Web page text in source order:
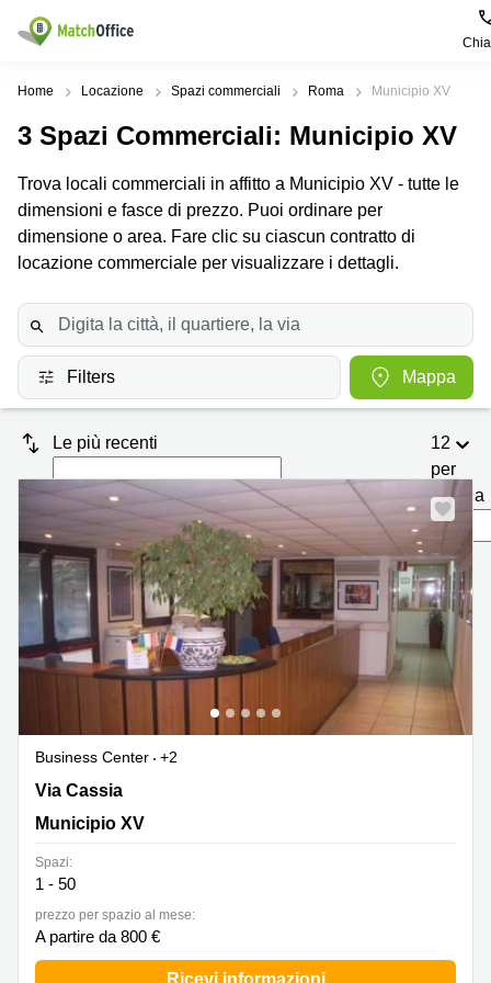
Dare in locazione e affittare
Tipologie di
commerciali
Ufficio
Business
Coworking
Sala
Riunioni
Virtuale
Zone
Genova
Milano
Palermo
Bari
Torino
Firenze
Brescia
Pescara
Verona
Catania
Bologna
Como
Ricerche
Coworking
Lazio
Coworking
Uffici
in
Vicenza
Palermo
Uffici
in
affitto a
Pescara
Coworking
Lombardy
Business
center
Toscana
Milano
Business
Roma
Coworking
Campania
Coworking
Cagliari
Aiuto
Chi Siamo
Metti in elenco il tuo ufficio
Prezzo
Accesso
Home Locazione Spazi commerciali Roma Municipio XV
3 Spazi Commerciali: Municipio XV
Trova locali commerciali in affitto a Municipio XV - tutte le
dimensioni e fasce di prezzo. Puoi ordinare per
dimensione o area. Fare clic su ciascun contratto di
locazione commerciale per visualizzare i dettagli.
Filters Mappa
Le più recenti
12
per
pagina
Business Center
+2
Via Cassia 1081, Roma, Municipio XV
Via Cassia
Municipio XV
Spazi:
1 - 50
prezzo per spazio al mese:
A partire da 800 €
Ricevi informazioni